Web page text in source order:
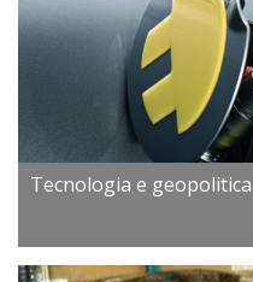
Tecnologia e geopolitica